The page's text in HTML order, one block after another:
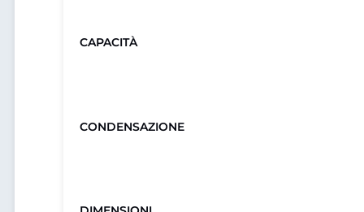
CAPACITÀ
CONDENSAZIONE